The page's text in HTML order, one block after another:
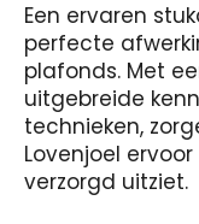
Een ervaren
perfecte
plafonds. Met
uitgebreide
technieken,
Lovenjoel
verzorgd uitziet.